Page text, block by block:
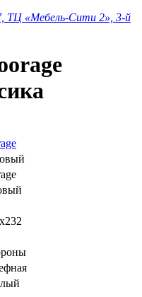
ТЦ «Мебель-Сити 2», 3-й